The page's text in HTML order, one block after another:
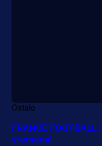
Ostalo
FRANCE
vremena!